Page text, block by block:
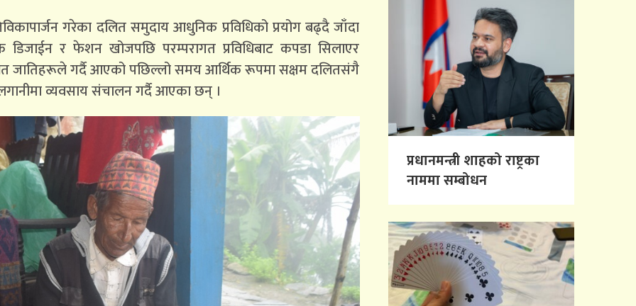
गरेका दलित समुदाय आधुनिक प्रविधिको प्रयोग बढ्दै जाँदा
र फेशन खोजपछि परम्परागत प्रविधिबाट कपडा सिलाएर
जातिहरूले गर्दै आएको पछिल्लो समय आर्थिक रूपमा सक्षम दलितसंगै
व्यवसाय संचालन गर्दै आएका छन् ।
प्रधानमन्त्री शाहको राष्ट्रका
नाममा सम्बोधन